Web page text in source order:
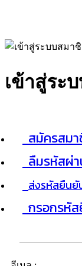
เข้าสู่ระ
สมัครสม
ลืมรหัสผ่
ส่งรหัสยืนยั
กรอกรหั